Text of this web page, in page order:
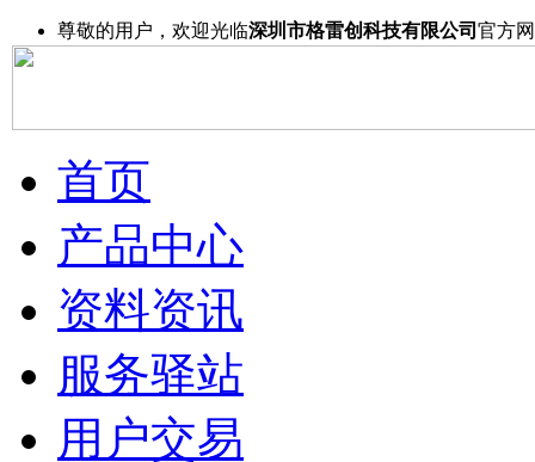
尊敬的用户，欢迎光临深圳市格雷创科技有限公司 官方
首页
产品中心
资料资讯
服务驿站
用户交易